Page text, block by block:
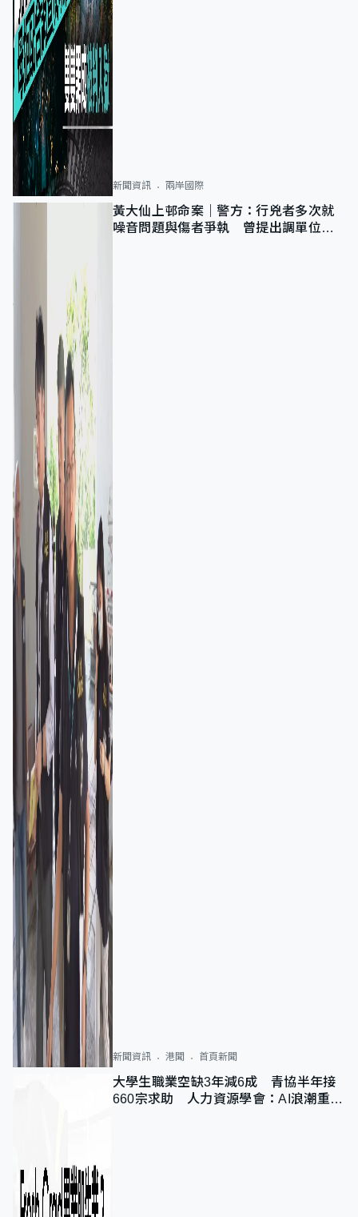
新聞資訊 兩岸國際
黃大仙上邨命案｜警方：行兇者多次就
噪音問題與傷者爭執 曾提出調單位已
新聞資訊 港聞 首頁新聞
大學生職業空缺3年減6成 青協半年接
660宗求助 人力資源學會：AI浪潮重整